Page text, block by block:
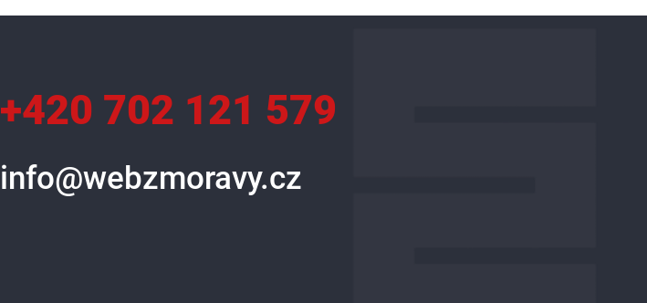
+420 702 121 579
info@webzmoravy.cz